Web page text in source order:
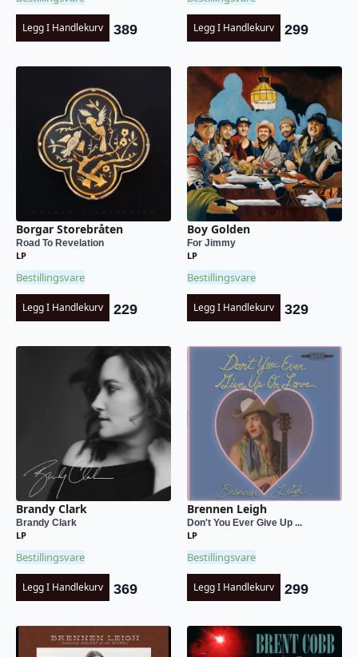
Legg I Handlekurv 389 Legg I Handlekurv 299
Borgar Storebråten
Road To Revelation
LP
Bestillingsvare
Legg I Handlekurv 229
Boy Golden
For Jimmy
LP
Bestillingsvare
Legg I Handlekurv 329
Brandy Clark
Brandy Clark
LP
Bestillingsvare
Legg I Handlekurv 369
Brennen Leigh
Don't You Ever Give Up ...
LP
Bestillingsvare
Legg I Handlekurv 299